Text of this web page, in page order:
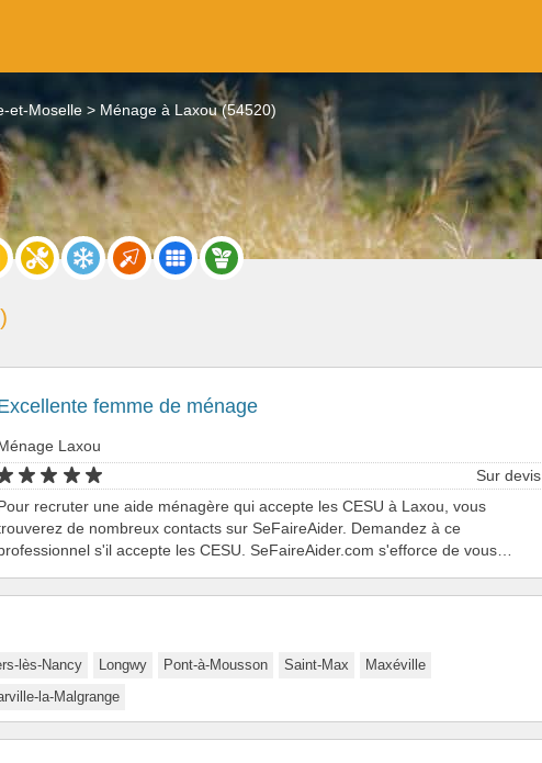
et-Moselle Ménage à Laxou (54520)
femme de ménage
Laxou
Sur devis
recruter une aide ménagère qui accepte les CESU à Laxou, vous
de nombreux contacts sur SeFaireAider. Demandez à ce
s'il accepte les CESU. SeFaireAider.com s'efforce de vous…
lès-Nancy Longwy Pont-à-Mousson Saint-Max
Maxéville
la-Malgrange